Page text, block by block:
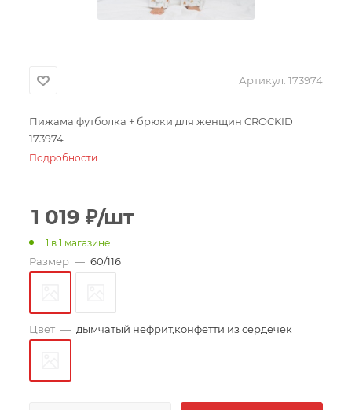
Артикул: 173974
Пижама футболка + брюки для женщин CROCKID
173974
Подробности
1 019 ₽/шт
: 1 в 1 магазине
Размер — 60/116
Цвет — дымчатый нефрит,конфетти из сердечек